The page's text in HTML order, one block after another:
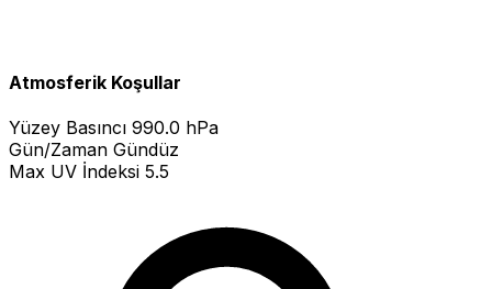
Atmosferik Koşullar
Yüzey Basıncı 990.0 hPa
Gün/Zaman Gündüz
Max UV İndeksi 5.5